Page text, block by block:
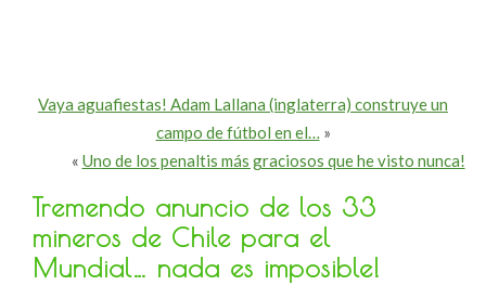
Vaya aguafiestas! Adam Lallana (inglaterra) construye un
campo de fútbol en el… »
« Uno de los penaltis más graciosos que he visto nunca!
Tremendo anuncio de los 33
mineros de Chile para el
Mundial… nada es imposible!